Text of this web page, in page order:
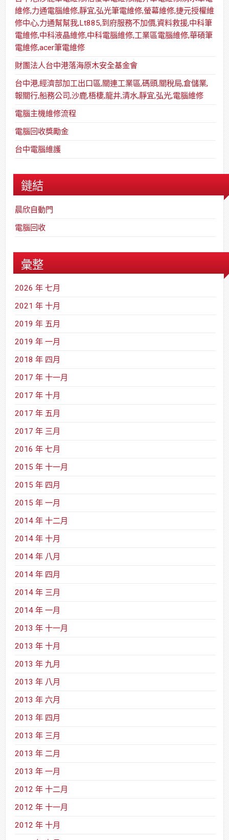
維修,力通電腦維修,靜宜,弘光筆電維修,螢幕維修,捷元授權維
修中心,力通幫幫我,Lt885,到府服務不加價,資料救援,中科筆
電維修,中科液晶維修,中科電腦維修,工業區電腦維修,華碩筆
電維修,acer筆電維修
財團法人台中港落海原木安全基金會
台中港,經濟部加工出口區,關連工業區,碼頭,關稅局,倉儲業,
報關行,船務公司,沙鹿,梧棲,龍井,清水,靜宜,弘光,電腦維修
電腦主機維修流程
電腦回收獎勵金
台中電腦維護
鏈結
晨欣自動門
電腦回收
彙整
2026 年 七月
2021 年 十月
2019 年 五月
2019 年 一月
2018 年 四月
2017 年 十一月
2017 年 十月
2017 年 五月
2017 年 三月
2016 年 七月
2015 年 十一月
2015 年 四月
2015 年 一月
2014 年 十二月
2014 年 十月
2014 年 八月
2014 年 四月
2014 年 三月
2014 年 一月
2013 年 十一月
2013 年 十月
2013 年 九月
2013 年 八月
2013 年 六月
2013 年 四月
2013 年 三月
2013 年 二月
2013 年 一月
2012 年 十二月
2012 年 十一月
2012 年 十月